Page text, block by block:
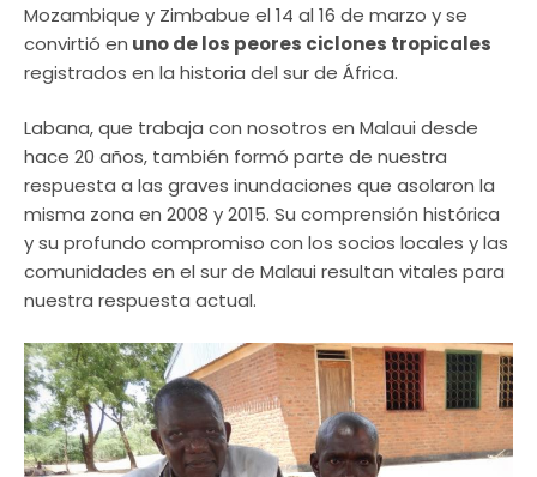
Mozambique y Zimbabue el 14 al 16 de marzo y se
convirtió en uno de los peores ciclones tropicales
registrados en la historia del sur de África.
Labana, que trabaja con nosotros en Malaui desde
hace 20 años, también formó parte de nuestra
respuesta a las graves inundaciones que asolaron la
misma zona en 2008 y 2015. Su comprensión histórica
y su profundo compromiso con los socios locales y las
comunidades en el sur de Malaui resultan vitales para
nuestra respuesta actual.